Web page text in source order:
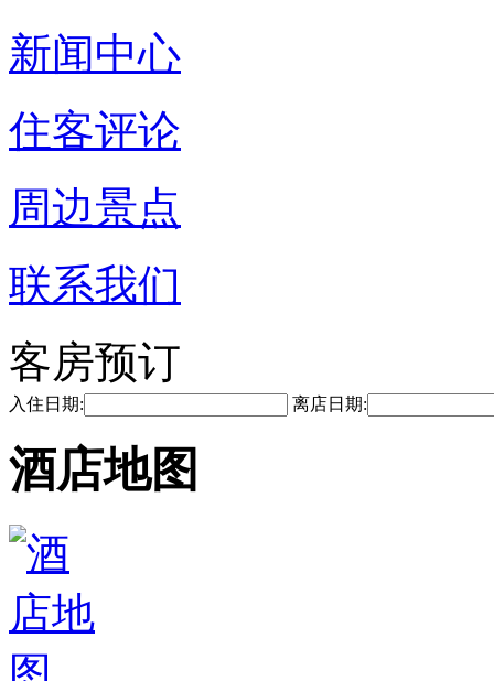
新闻中心
住客评论
周边景点
联系我们
客房预订
入住日期: 离店日期:
酒店地图